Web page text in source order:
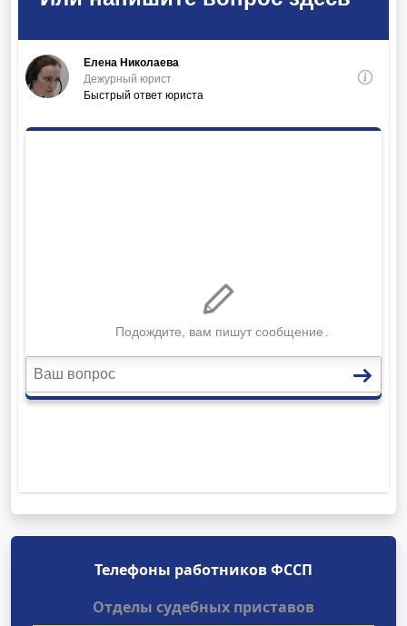
Телефоны работников ФССП
Отделы судебных приставов